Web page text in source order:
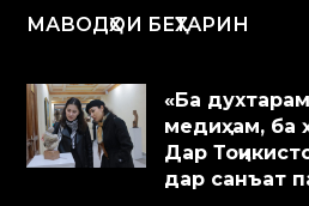
МАВОДҲОИ БЕҲТАРИН
«Ба духтарам
медиҳам, ба
Дар
дар санъат